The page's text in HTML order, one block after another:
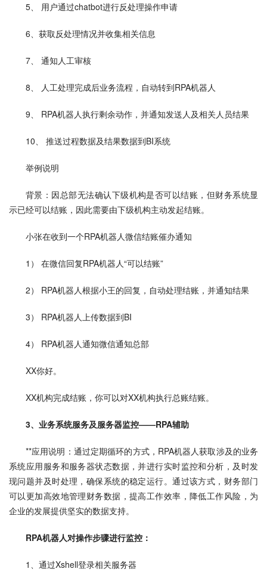
5、 用户通过chatbot进行反处理操作申请
6、获取反处理情况并收集相关信息
7、 通知人工审核
8、 人工处理完成后业务流程，自动转到RPA机器人
9、 RPA机器人执行剩余动作，并通知发送人及相关人员结果
10、 推送过程数据及结果数据到BI系统
举例说明
背景：因总部无法确认下级机构是否可以结账，但财务系统显
示已经可以结账，因此需要由下级机构主动发起结账。
小张在收到一个RPA机器人微信结账催办通知
1） 在微信回复RPA机器人“可以结账”
2） RPA机器人根据小王的回复，自动处理结账，并通知结果
3） RPA机器人上传数据到BI
4） RPA机器人通知微信通知总部
XX你好。
XX机构完成结账，你可以对XX机构执行总账结账。
3、业务系统服务及服务器监控——RPA辅助
**应用说明：通过定期循环的方式，RPA机器人获取涉及的业务
系统应用服务和服务器状态数据，并进行实时监控和分析，及时发
现问题并及时处理，确保系统的稳定运行。通过该方式，财务部门
可以更加高效地管理财务数据，提高工作效率，降低工作风险，为
企业的发展提供坚实的数据支持。
RPA机器人对操作步骤进行监控：
1、通过Xshell登录相关服务器